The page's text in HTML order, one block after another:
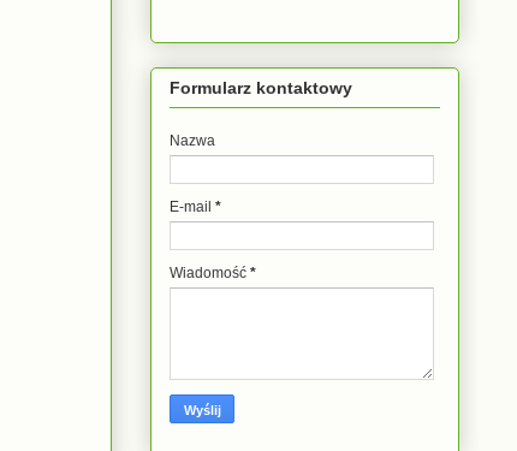
Formularz kontaktowy
Nazwa
E-mail *
Wiadomość *